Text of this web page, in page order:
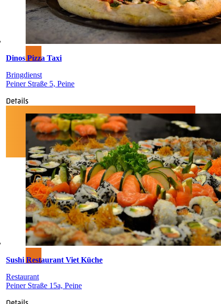
Dinos Pizza Taxi
Bringdienst
Peiner Straße 5, Peine
Details
Sushi Restaurant Viet Küche
Restaurant
Peiner Straße 15a, Peine